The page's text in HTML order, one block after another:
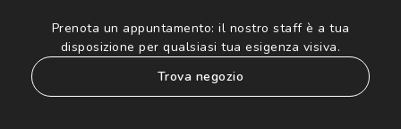
Prenota un appuntamento: il nostro staff è a tua
disposizione per qualsiasi tua esigenza visiva.
trova negozio